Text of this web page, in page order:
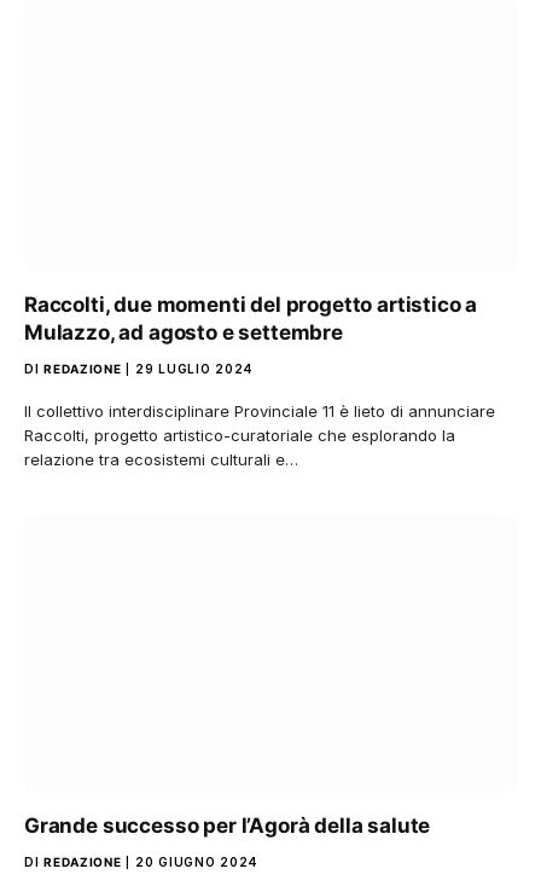
Raccolti, due momenti del progetto artistico a
Mulazzo, ad agosto e settembre
DI REDAZIONE 29 LUGLIO 2024
Il collettivo interdisciplinare Provinciale 11 è lieto di annunciare
Raccolti, progetto artistico-curatoriale che esplorando la
relazione tra ecosistemi culturali e…
Grande successo per l’Agorà della salute
DI REDAZIONE 20 GIUGNO 2024